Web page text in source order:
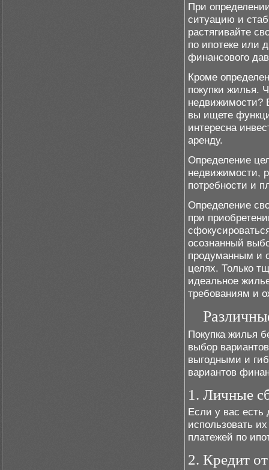
При
ситуацию и
растягивайте
по ипотеке или
финансового
Кроме
покупки жилья.
недвижимости?
вы ищете
интересна
аренду.
Определение
недвижимости,
потребности и
Определение
при
осознанный
продуманным и
целях. Только
идеальное
требованиям и
Покупка жилья
выбор
выгодными и
вариантов
1. Личные
Если у вас есть
использовать
платежей по
2. Кредит